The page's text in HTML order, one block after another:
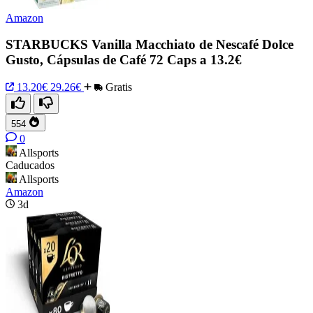
Amazon
STARBUCKS Vanilla Macchiato de Nescafé Dolce
Gusto, Cápsulas de Café 72 Caps a 13.2€
13.20€ 29.26€ Gratis
554
0
Allsports
Caducados
Allsports
Amazon
3d